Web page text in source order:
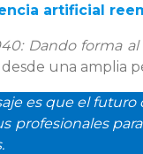
artificial
Dando forma
una amplia
es que el
profesionales